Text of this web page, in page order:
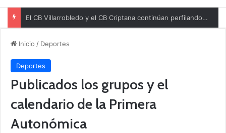
El CB Villarrobledo y el CB Criptana continúan perfilando sus plantillas
Inicio / Deportes
Deportes
Publicados los grupos y el
calendario de la Primera
Autonómica